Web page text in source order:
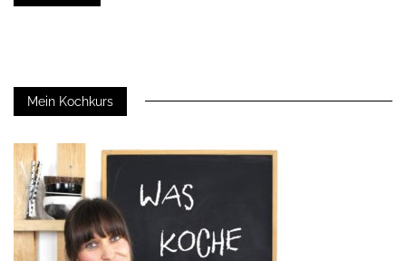
Mein Kochkurs